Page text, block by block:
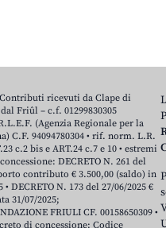
ricevuti da Clape di
Friûl – c.f. 01299830305
(Agenzia Regionale per la
C.F. 94094780304 • rif. norm. L.R.
c.2 bis e ART.24 c.7 e 10 • estremi
DECRETO N. 261 del
contributo € 3.500,00 (saldo) in
• DECRETO N. 173 del 27/06/2025 €
31/07/2025;
FRIULI CF. 00158650309 •
di concessione: Codice